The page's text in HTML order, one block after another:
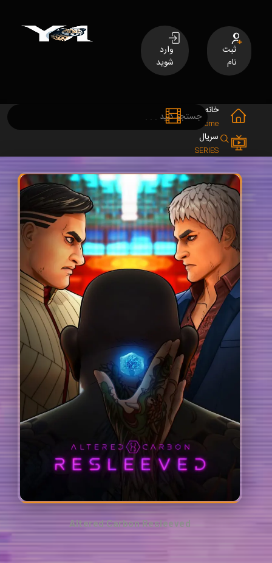
ثبت
نام
وارد
شوید
خانه
Home
سریال
SERIES
Altered Carbon Resleeved